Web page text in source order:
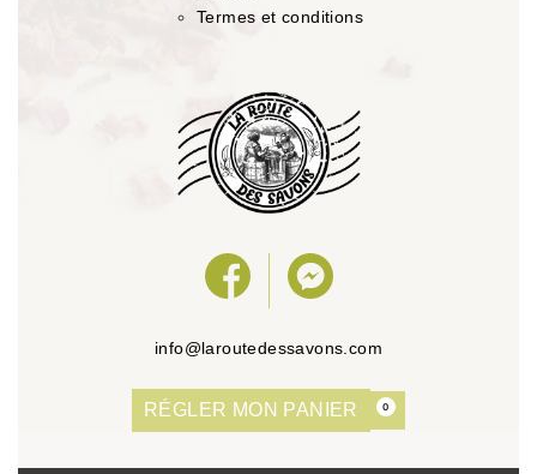
Termes et conditions
info@laroutedessavons.com
RÉGLER MON PANIER 0